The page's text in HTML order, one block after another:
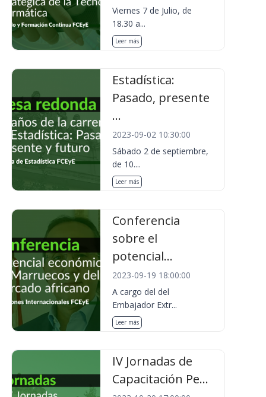
Viernes 7 de Julio, de
18.30 a...
Leer más
Estadística:
Pasado, presente
...
2023-09-02 10:30:00
Sábado 2 de septiembre,
de 10....
Leer más
Conferencia
sobre el
potencial...
2023-09-19 18:00:00
A cargo del del
Embajador Extr...
Leer más
IV Jornadas de
Capacitación Pe...